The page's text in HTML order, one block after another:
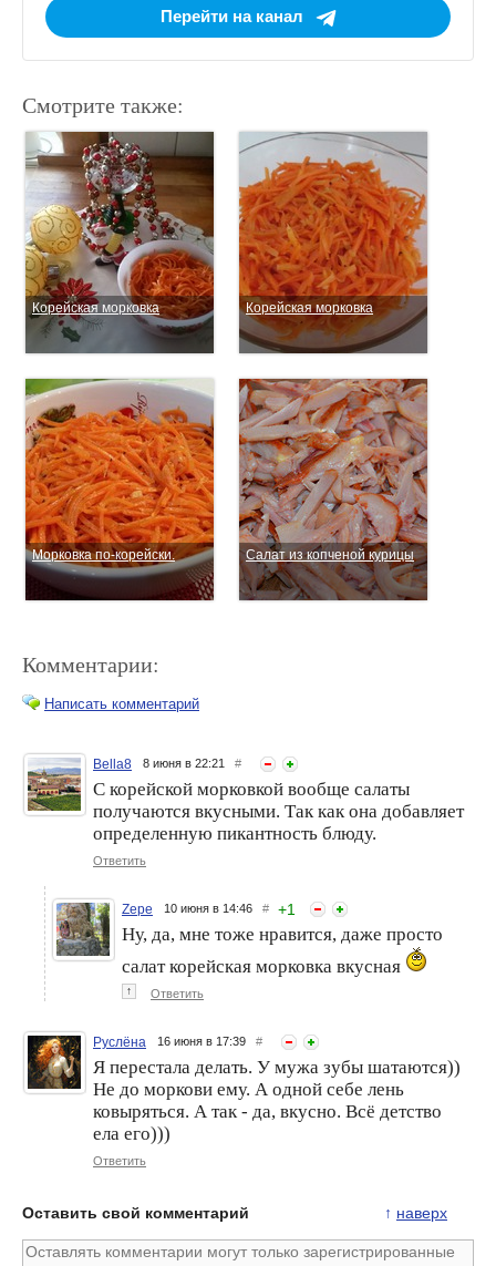
Перейти на канал
Смотрите также:
Корейская морковка Корейская морковка
Морковка по-корейски. Салат из копченой курицы
Салат-закуска из капусты,
редьки и моркови по-
Курица с подливой и
готовить просто, и вкусно к
любому гарниру!
Простой и вкусный салат
Салат из куриной печени
"Вкусно и просто"
Комментарии:
Написать комментарий
Bella8 8 июня в 22:21 #
С корейской морковкой вообще салаты
получаются вкусными. Так как она добавляет
определенную пикантность блюду.
Ответить
Zepe 10 июня в 14:46 # +1
Ну, да, мне тоже нравится, даже просто
салат корейская морковка вкусная
↑ Ответить
Руслёна 16 июня в 17:39 #
Я перестала делать. У мужа зубы шатаются))
Не до моркови ему. А одной себе лень
ковыряться. А так - да, вкусно. Всё детство
ела его)))
Ответить
↑ наверх
Оставить свой комментарий